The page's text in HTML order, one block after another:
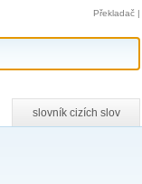
Překladač |
slovník cizích slov